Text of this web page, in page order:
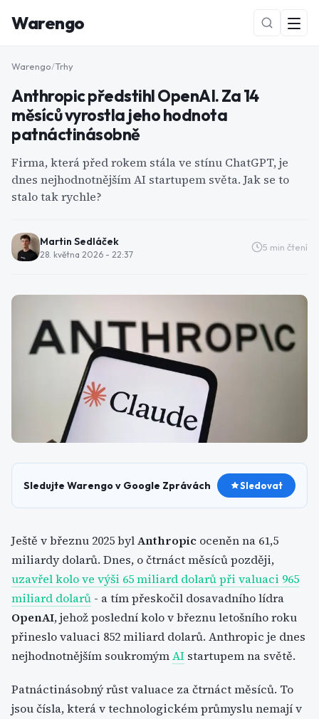
Warengo
NOVÉ
Warengo/Trhy
Anthropic předstihl OpenAI. Za 14
měsíců vyrostla jeho hodnota
patnáctinásobně
Firma, která před rokem stála ve stínu ChatGPT, je
dnes nejhodnotnějším AI startupem světa. Jak se to
stalo tak rychle?
Martin Sedláček
28. května 2026 - 22:37
5 min čtení
Sledujte Warengo v Google Zprávách Sledovat
Ještě v březnu 2025 bylAnthropic oceněn na 61,5
miliardy dolarů. Dnes, o čtrnáct měsíců později,
uzavřel kolo ve výši 65 miliard dolarů při valuaci 965
miliard dolarů - a tím přeskočil dosavadního lídra
OpenAI, jehož poslední kolo v březnu letošního roku
přineslo valuaci 852 miliard dolarů. Anthropic je dnes
nejhodnotnějším soukromýmAI startupem na světě.
Patnáctinásobný růst valuace za čtrnáct měsíců. To
jsou čísla, která v technologickém průmyslu nemají v